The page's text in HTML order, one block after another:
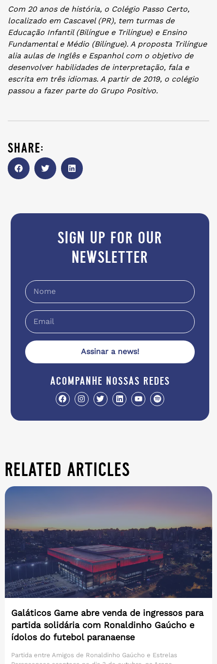
Com 20 anos de história, o Colégio Passo Certo,
localizado em Cascavel (PR), tem turmas de
Educação Infantil (Bilíngue e Trilíngue) e Ensino
Fundamental e Médio (Bilíngue). A proposta Trilíngue
alia aulas de Inglês e Espanhol com o objetivo de
desenvolver habilidades de interpretação, fala e
escrita em três idiomas. A partir de 2019, o colégio
passou a fazer parte do Grupo Positivo.
share:
sign up for our
newsletter
Assinar a news!
acompanhe nossas redes
related articles
Galáticos Game abre venda de ingressos para
partida solidária com Ronaldinho Gaúcho e
ídolos do futebol paranaense
Partida entre Amigos de Ronaldinho Gaúcho e Estrelas